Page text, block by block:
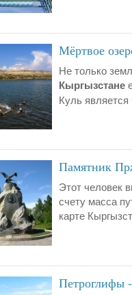
Мёртвое
Не только
Кыргызстане
Куль
Памятник
Этот человек
счету масса
карте
Петроглифы